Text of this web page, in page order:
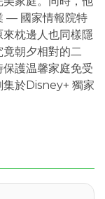
— 國家情報院特
枕邊人也同樣隱
朝夕相對的二
護温馨家庭免受
集於Disney+ 獨家